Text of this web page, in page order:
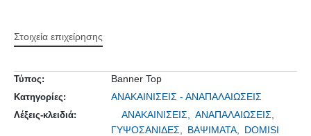
Στοιχεία επιχείρησης
Τύπος: Banner Top
Κατηγορίες: ΑΝΑΚΑΙΝΙΣΕΙΣ - ΑΝΑΠΑΛΑΙΩΣΕΙΣ
Λέξεις-κλειδιά: ΑΝΑΚΑΙΝΙΣΕΙΣ,
ΑΝΑΠΑΛΑΙΩΣΕΙΣ,
ΓΥΨΟΣΑΝΙΔΕΣ,
ΒΑΨΙΜΑΤΑ,
DOMISI